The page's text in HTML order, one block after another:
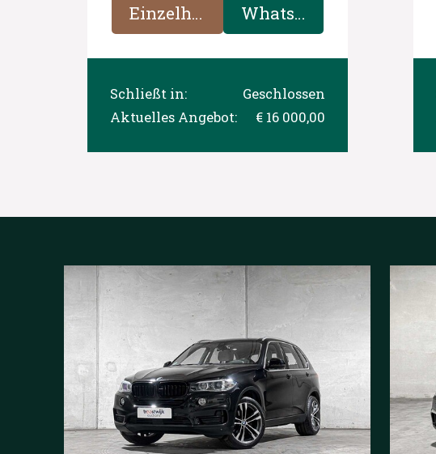
Einzelheiten WhatsApp
Schließt in:
Geschlossen
Aktuelles Angebot:
€ 16 000,00